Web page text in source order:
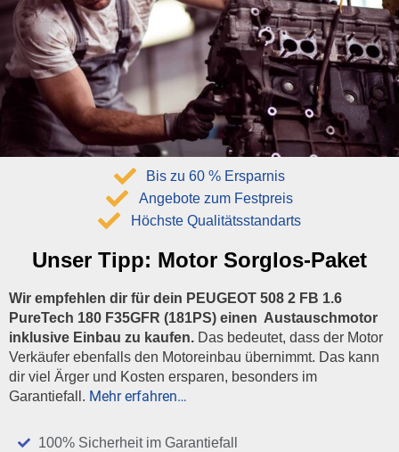
Unser Tipp: Motor Sorglos-Paket
Wir empfehlen dir für dein PEUGEOT 508 2 FB 1.6
PureTech 180 F35GFR (181PS) einen Austauschmotor
inklusive Einbau zu kaufen. Das bedeutet, dass der Motor
Verkäufer ebenfalls den Motoreinbau übernimmt. Das kann
dir viel Ärger und Kosten ersparen, besonders im
Garantiefall. Mehr erfahren…
100% Sicherheit im Garantiefall
Bis zu 60 % Ersparnis
Angebote zum Festpreis
Höchste Qualitätsstandarts